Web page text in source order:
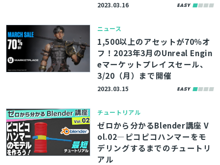
2023.03.16
ニュース
1,500以上のアセットが70％オ
フ！2023年3月のUnreal Engin
eマーケットプレイスセール、
3/20（月）まで開催
2023.03.15
チュートリアル
ゼロから分かるBlender講座 V
ol.02―ピコピコハンマーをモ
デリングするまでのチュートリ
アル